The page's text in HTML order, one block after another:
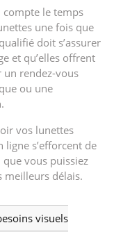
compte le temps
une fois que
doit s’assurer
et qu’elles offrent
un rendez-vous
ou une
vos lunettes
s’efforcent de
vous puissiez
meilleurs délais.
visuels